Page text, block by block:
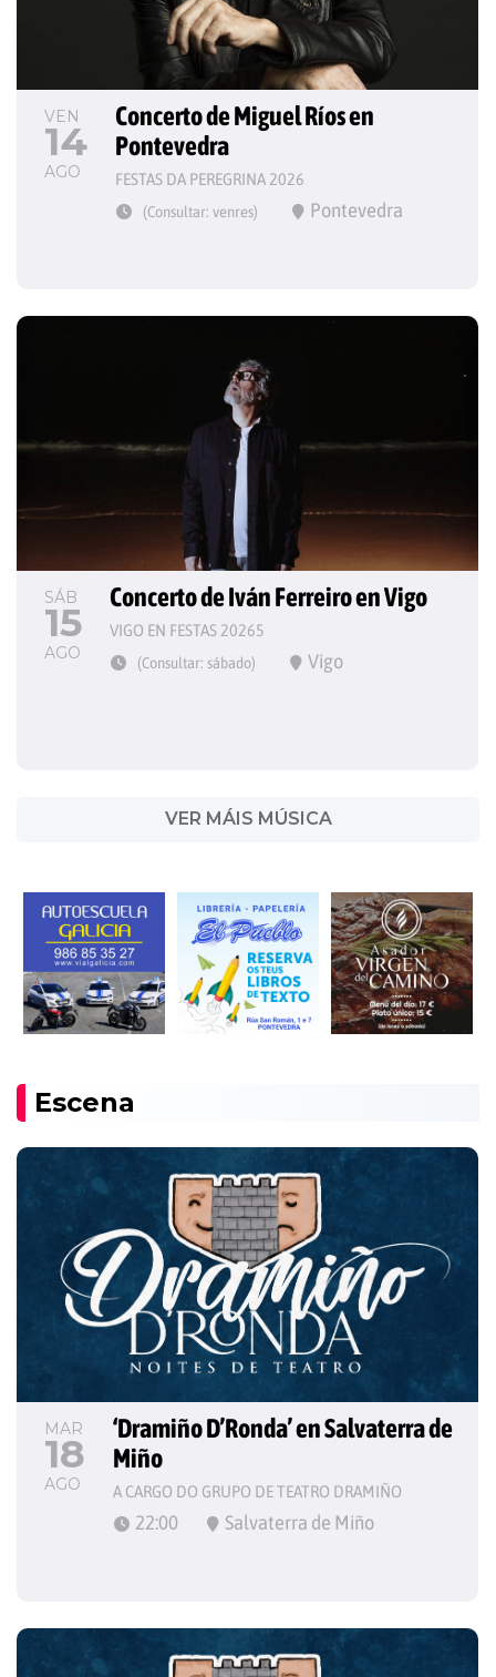
VEN
14
AGO
Concerto de Miguel Ríos en
Pontevedra
FESTAS DA PEREGRINA 2026
(Consultar: venres) Pontevedra
SÁB
15
AGO
Concerto de Iván Ferreiro en Vigo
VIGO EN FESTAS 20265
(Consultar: sábado) Vigo
VER MÁIS MÚSICA
Escena
MAR
18
AGO
‘Dramiño D’Ronda’ en Salvaterra de
Miño
A CARGO DO GRUPO DE TEATRO DRAMIÑO
22:00 Salvaterra de Miño